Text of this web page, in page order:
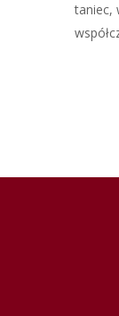
taniec,